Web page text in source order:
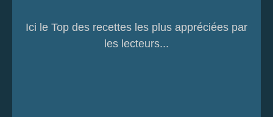
Ici le Top des recettes les plus appréciées par
les lecteurs...